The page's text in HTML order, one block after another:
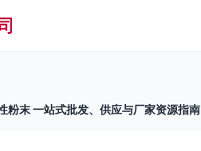
粉末 一站式批发、供应与厂家资源指南